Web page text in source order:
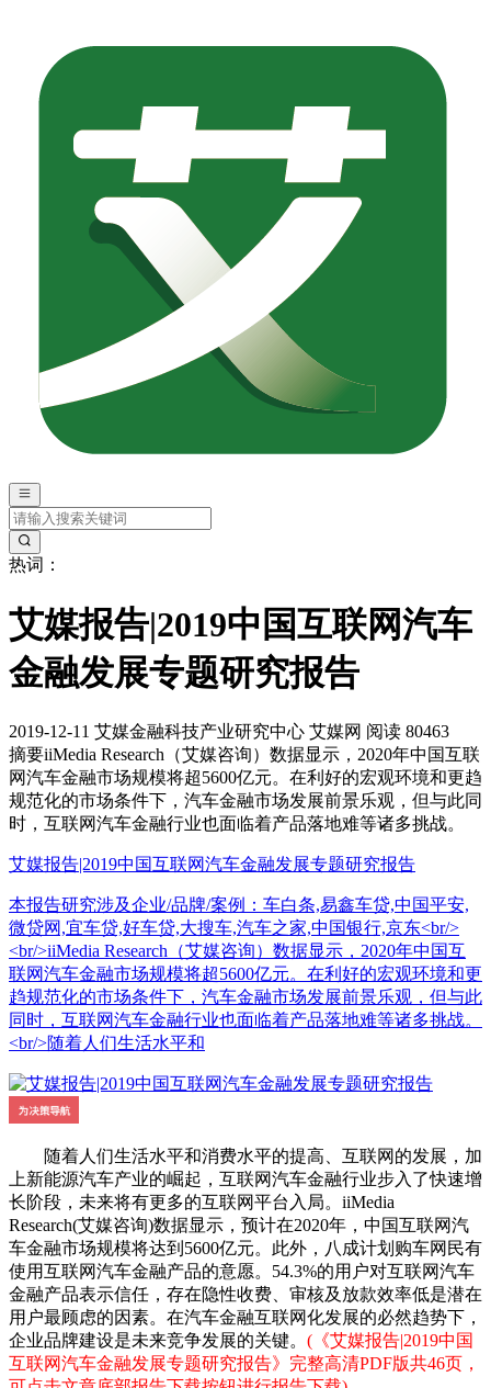
热词：
艾媒报告|2019中国互联网汽车
金融发展专题研究报告
2019-12-11 艾媒金融科技产业研究中心 艾媒网 阅读 80463
摘要iiMedia Research（艾媒咨询）数据显示，2020年中国互联
网汽车金融市场规模将超5600亿元。在利好的宏观环境和更趋
规范化的市场条件下，汽车金融市场发展前景乐观，但与此同
时，互联网汽车金融行业也面临着产品落地难等诸多挑战。
艾媒报告|2019中国互联网汽车金融发展专题研究报告
本报告研究涉及企业/品牌/案例：车白条,易鑫车贷,中国平安,
微贷网,宜车贷,好车贷,大搜车,汽车之家,中国银行,京东<br/>
<br/>iiMedia Research（艾媒咨询）数据显示，2020年中国互
联网汽车金融市场规模将超5600亿元。在利好的宏观环境和更
趋规范化的市场条件下，汽车金融市场发展前景乐观，但与此
同时，互联网汽车金融行业也面临着产品落地难等诸多挑战。
<br/>随着人们生活水平和
随着人们生活水平和消费水平的提高、互联网的发展，加
上新能源汽车产业的崛起，互联网汽车金融行业步入了快速增
长阶段，未来将有更多的互联网平台入局。iiMedia
Research(艾媒咨询)数据显示，预计在2020年，中国互联网汽
车金融市场规模将达到5600亿元。此外，八成计划购车网民有
使用互联网汽车金融产品的意愿。54.3%的用户对互联网汽车
金融产品表示信任，存在隐性收费、审核及放款效率低是潜在
用户最顾虑的因素。在汽车金融互联网化发展的必然趋势下，
企业品牌建设是未来竞争发展的关键。 (《艾媒报告|2019中国
互联网汽车金融发展专题研究报告》完整高清PDF版共46页，